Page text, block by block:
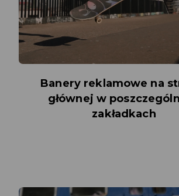
Banery reklamowe na
głównej w
zakładkach